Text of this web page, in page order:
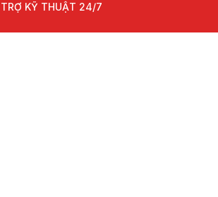
TRỢ KỸ THUẬT 24/7